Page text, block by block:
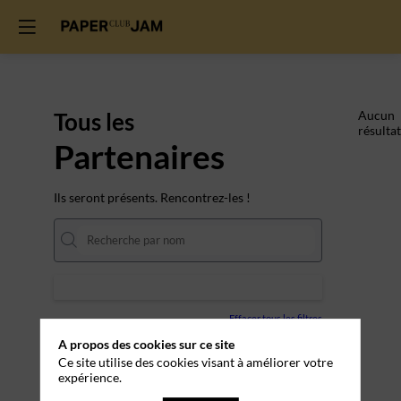
Tous les
Partenaires
Ils seront présents. Rencontrez-les !
Effacer tous les filtres
Aucun
résultat
A propos des cookies sur ce site
Ce site utilise des cookies visant à améliorer votre
expérience.